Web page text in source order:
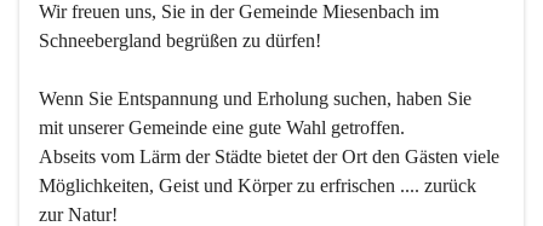
Wir freuen uns, Sie in der Gemeinde Miesenbach im
Schneebergland begrüßen zu dürfen!
Wenn Sie Entspannung und Erholung suchen, haben Sie
mit unserer Gemeinde eine gute Wahl getroffen.
Abseits vom Lärm der Städte bietet der Ort den Gästen viele
Möglichkeiten, Geist und Körper zu erfrischen .... zurück
zur Natur!